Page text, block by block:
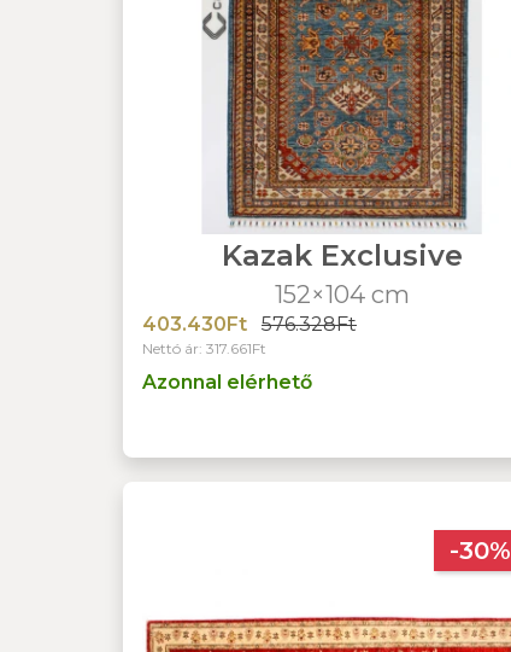
Kazak Exclusive
152×104 cm
403.430Ft 576.328Ft
Nettó ár: 317.661Ft
Azonnal elérhető
-30%